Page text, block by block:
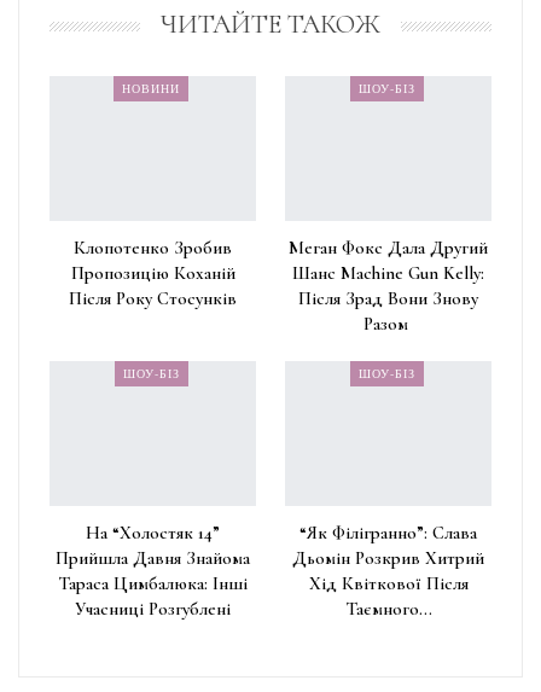
ЧИТАЙТЕ ТАКОЖ
НОВИНИ
Клопотенко Зробив
Пропозицію Коханій
Після Року Стосунків
ШОУ-БІЗ
Меган Фокс Дала Другий
Шанс Machine Gun Kelly:
Після Зрад Вони Знову
Разом
ШОУ-БІЗ
На “Холостяк 14”
Прийшла Давня Знайома
Тараса Цимбалюка: Інші
Учасниці Розгублені
ШОУ-БІЗ
“Як Філігранно”: Слава
Дьомін Розкрив Хитрий
Хід Квіткової Після
Таємного…